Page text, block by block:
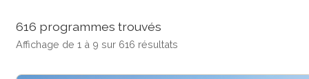
616 programmes trouvés
Affichage de 1 à 9 sur 616 résultats